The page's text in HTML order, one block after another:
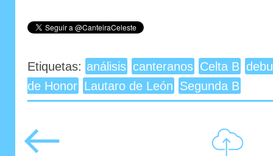
Etiquetas: análisis canteranos Celta B
de Honor Lautaro de León Segunda B